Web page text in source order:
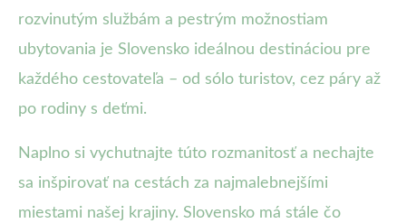
rozvinutým službám a pestrým možnostiam
ubytovania je Slovensko ideálnou destináciou pre
každého cestovateľa – od sólo turistov, cez páry až
po rodiny s deťmi.
Naplno si vychutnajte túto rozmanitosť a nechajte
sa inšpirovať na cestách za najmalebnejšími
miestami našej krajiny. Slovensko má stále čo